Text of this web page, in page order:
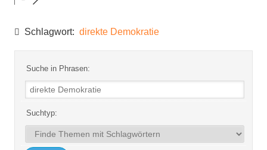
Schlagwort: direkte Demokratie
Suche in Phrasen:
Suchtyp: